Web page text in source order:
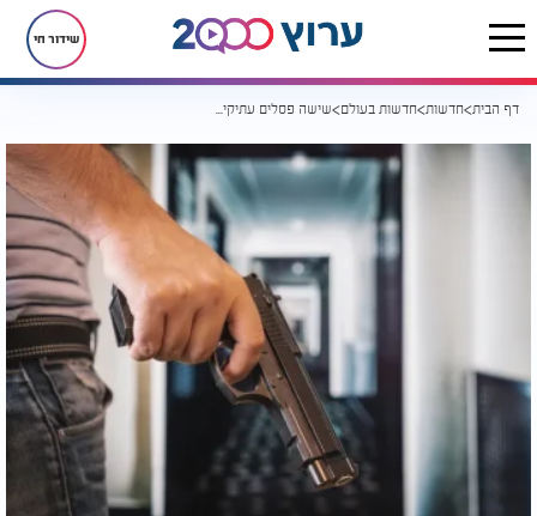
שידור חי
דף הבית חדשות חדשות בעולם שישה פסלים עתיקים נגנבו מהמוזיאון הלאומי בדמשק